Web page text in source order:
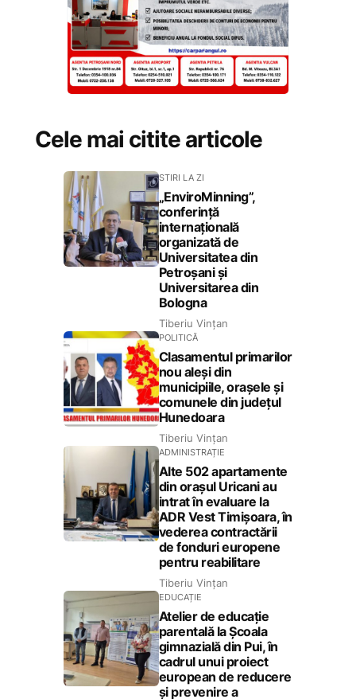
Cele mai citite articole
STIRI LA ZI
„EnviroMinning”,
conferință
internațională
organizată de
Universitatea din
Petroșani și
Universitarea din
Bologna
Tiberiu Vințan
POLITICĂ
Clasamentul primarilor
nou aleși din
municipiile, orașele și
comunele din județul
Hunedoara
Tiberiu Vințan
ADMINISTRAȚIE
Alte 502 apartamente
din orașul Uricani au
intrat în evaluare la
ADR Vest Timișoara, în
vederea contractării
de fonduri europene
pentru reabilitare
Tiberiu Vințan
EDUCAȚIE
Atelier de educație
parentală la Școala
gimnazială din Pui, în
cadrul unui proiect
european de reducere
și prevenire a